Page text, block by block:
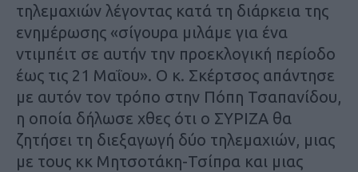
τηλεμαχιών λέγοντας κατά τη διάρκεια της
ενημέρωσης «σίγουρα μιλάμε για ένα
ντιμπέιτ σε αυτήν την προεκλογική περίοδο
έως τις 21 Μαΐου». Ο κ. Σκέρτσος απάντησε
με αυτόν τον τρόπο στην Πόπη Τσαπανίδου,
η οποία δήλωσε χθες ότι ο ΣΥΡΙΖΑ θα
ζητήσει τη διεξαγωγή δύο τηλεμαχιών, μιας
με τους κκ Μητσοτάκη-Τσίπρα και μιας